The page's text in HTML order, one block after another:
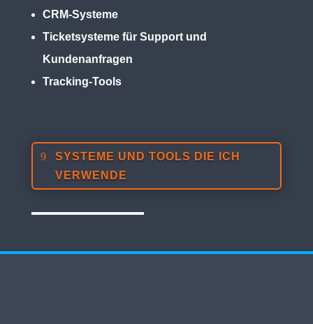
CRM-Systeme
Ticketsysteme für Support und
Kundenanfragen
Tracking-Tools
SYSTEME UND TOOLS DIE ICH
VERWENDE